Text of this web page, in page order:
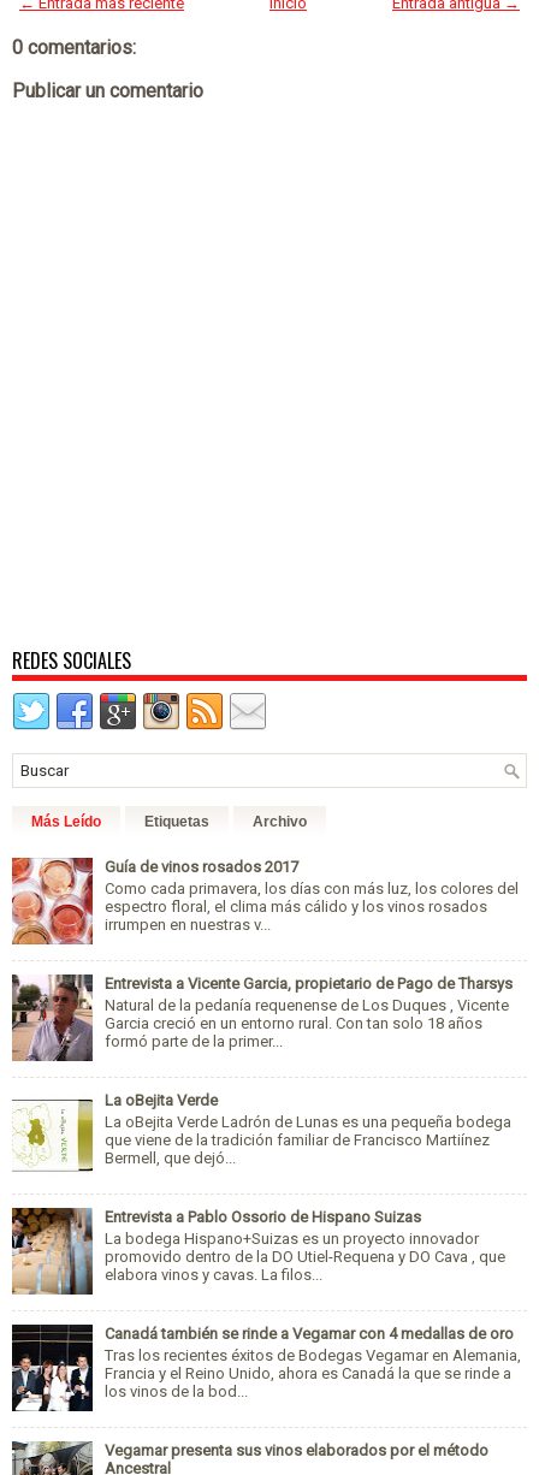
0 comentarios:
Publicar un comentario
REDES SOCIALES
Más Leído Etiquetas Archivo
Guía de vinos rosados 2017
Como cada primavera, los días con más luz, los colores del
espectro floral, el clima más cálido y los vinos rosados
irrumpen en nuestras v...
Entrevista a Vicente Garcia, propietario de Pago de Tharsys
Natural de la pedanía requenense de Los Duques , Vicente
Garcia creció en un entorno rural. Con tan solo 18 años
formó parte de la primer...
La oBejita Verde
La oBejita Verde Ladrón de Lunas es una pequeña bodega
que viene de la tradición familiar de Francisco Martiínez
Bermell, que dejó...
Entrevista a Pablo Ossorio de Hispano Suizas
La bodega Hispano+Suizas es un proyecto innovador
promovido dentro de la DO Utiel-Requena y DO Cava , que
elabora vinos y cavas. La filos...
Canadá también se rinde a Vegamar con 4 medallas de oro
Tras los recientes éxitos de Bodegas Vegamar en Alemania,
Francia y el Reino Unido, ahora es Canadá la que se rinde a
los vinos de la bod...
Vegamar presenta sus vinos elaborados por el método
Ancestral